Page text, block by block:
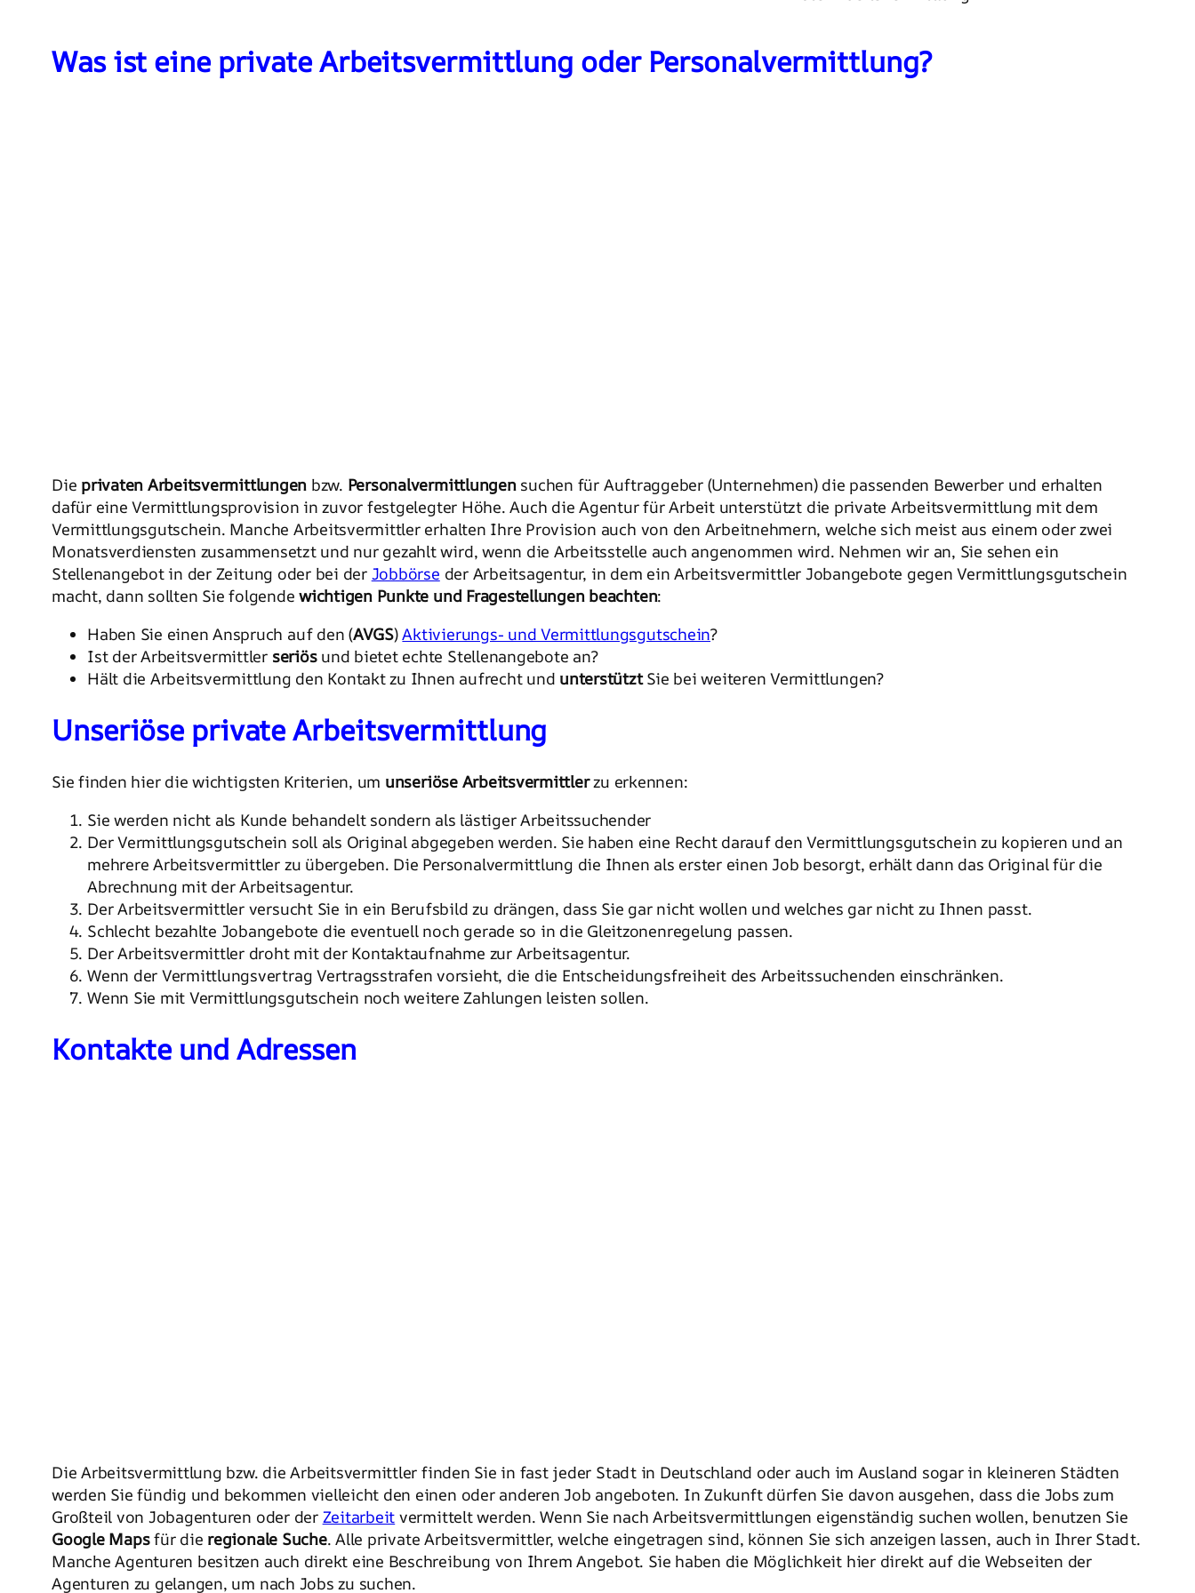
Was ist eine private Arbeitsvermittlung oder Personalvermittlung?
Die privaten Arbeitsvermittlungen bzw. Personalvermittlungensuchen für Auftraggeber (Unternehmen) die passenden Bewerber und erhalten
dafür eine Vermittlungsprovision in zuvor festgelegter Höhe. Auch die Agentur für Arbeit unterstützt die private Arbeitsvermittlung mit dem
Vermittlungsgutschein. Manche Arbeitsvermittler erhalten Ihre Provision auch von den Arbeitnehmern, welche sich meist aus einem oder zwei
Monatsverdiensten zusammensetzt und nur gezahlt wird, wenn die Arbeitsstelle auch angenommen wird. Nehmen wir an, Sie sehen ein
Stellenangebot in der Zeitung oder bei der Jobbörse der Arbeitsagentur, in dem ein Arbeitsvermittler Jobangebote gegen Vermittlungsgutschein
macht, dann sollten Sie folgendewichtigen Punkte und Fragestellungen beachten:
Haben Sie einen Anspruch auf den (AVGS)Aktivierungs- und Vermittlungsgutschein?
Ist der Arbeitsvermittler seriösund bietet echte Stellenangebote an?
Hält die Arbeitsvermittlung den Kontakt zu Ihnen aufrecht und unterstütztSie bei weiteren Vermittlungen?
Unseriöse private Arbeitsvermittlung
Sie finden hier die wichtigsten Kriterien, um unseriöse Arbeitsvermittlerzu erkennen:
Sie werden nicht als Kunde behandelt sondern als lästiger Arbeitssuchender
Der Vermittlungsgutschein soll als Original abgegeben werden. Sie haben eine Recht darauf den Vermittlungsgutschein zu kopieren und an
mehrere Arbeitsvermittler zu übergeben. Die Personalvermittlung die Ihnen als erster einen Job besorgt, erhält dann das Original für die
Abrechnung mit der Arbeitsagentur.
Der Arbeitsvermittler versucht Sie in ein Berufsbild zu drängen, dass Sie gar nicht wollen und welches gar nicht zu Ihnen passt.
Schlecht bezahlte Jobangebote die eventuell noch gerade so in die Gleitzonenregelung passen.
Der Arbeitsvermittler droht mit der Kontaktaufnahme zur Arbeitsagentur.
Wenn der Vermittlungsvertrag Vertragsstrafen vorsieht, die die Entscheidungsfreiheit des Arbeitssuchenden einschränken.
Wenn Sie mit Vermittlungsgutschein noch weitere Zahlungen leisten sollen.
Kontakte und Adressen
Die Arbeitsvermittlung bzw. die Arbeitsvermittler finden Sie in fast jeder Stadt in Deutschland oder auch im Ausland sogar in kleineren Städten
werden Sie fündig und bekommen vielleicht den einen oder anderen Job angeboten. In Zukunft dürfen Sie davon ausgehen, dass die Jobs zum
Großteil von Jobagenturen oder der Zeitarbeit vermittelt werden. Wenn Sie nach Arbeitsvermittlungen eigenständig suchen wollen, benutzen Sie
Google Mapsfür die regionale Suche. Alle private Arbeitsvermittler, welche eingetragen sind, können Sie sich anzeigen lassen, auch in Ihrer Stadt.
Manche Agenturen besitzen auch direkt eine Beschreibung von Ihrem Angebot. Sie haben die Möglichkeit hier direkt auf die Webseiten der
Agenturen zu gelangen, um nach Jobs zu suchen.